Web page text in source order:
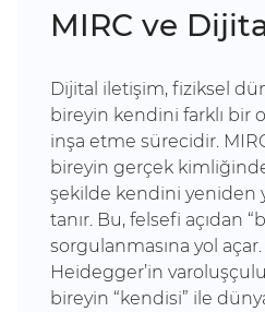
MIRC ve
Dijital iletişim, fiziksel
bireyin kendini farklı bir
inşa etme sürecidir.
bireyin gerçek
şekilde kendini yeniden
tanır. Bu, felsefi açıdan
sorgulanmasına yol
Heidegger’in
bireyin “kendisi” ile